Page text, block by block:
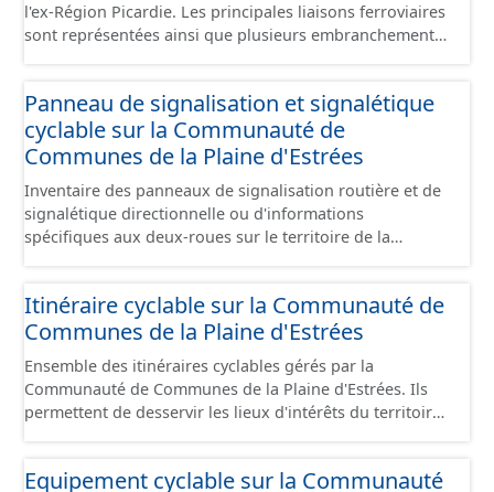
l'ex-Région Picardie. Les principales liaisons ferroviaires
sont représentées ainsi que plusieurs embranchements
sont désaffectées mais sont toujours physiquement
présentes sur le terrain.
Panneau de signalisation et signalétique
cyclable sur la Communauté de
Communes de la Plaine d'Estrées
Inventaire des panneaux de signalisation routière et de
signalétique directionnelle ou d'informations
spécifiques aux deux-roues sur le territoire de la
en cours de réalisation. Cet inventaire est en cours, la
donnée n'est donc pas exhaustive.
Itinéraire cyclable sur la Communauté de
Communes de la Plaine d'Estrées
Ensemble des itinéraires cyclables gérés par la
Communauté de Communes de la Plaine d'Estrées. Ils
permettent de desservir les lieux d'intérêts du territoire
de bonnes conditions. Ils peuvent emprunter tout type
Equipement cyclable sur la Communauté